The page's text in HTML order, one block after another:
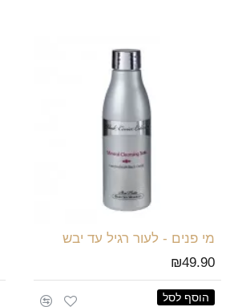
מי פנים - לעור רגיל עד יבש
₪49.90
הוסף לסל